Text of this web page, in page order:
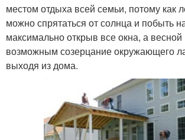
местом отдыха всей семьи, потому как
можно спрятаться от солнца и побыть
максимально открыв все окна, а
возможным созерцание окружающего
выходя из дома.